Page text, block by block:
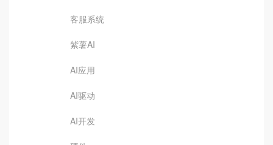
客服系统
紫薯AI
AI应用
AI驱动
AI开发